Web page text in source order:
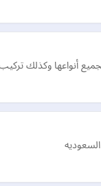
أنواعها وكذلك تركيب